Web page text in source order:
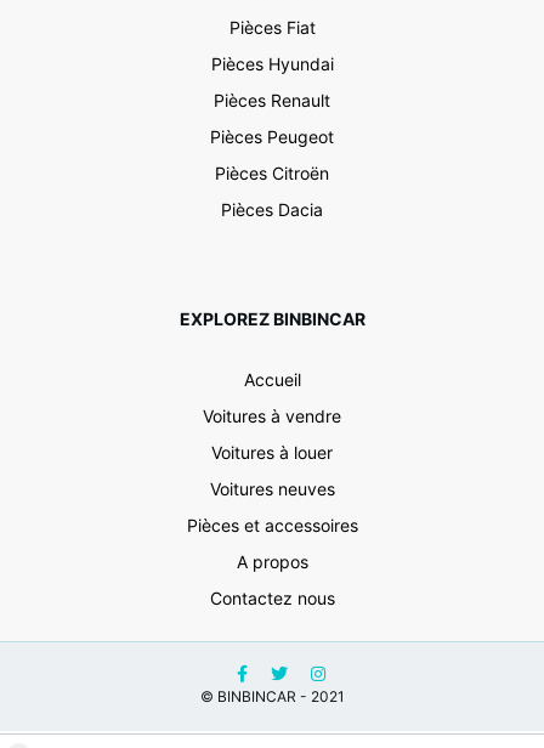
Pièces Fiat
Pièces Hyundai
Pièces Renault
Pièces Peugeot
Pièces Citroën
Pièces Dacia
EXPLOREZ BINBINCAR
Accueil
Voitures à vendre
Voitures à louer
Voitures neuves
Pièces et accessoires
A propos
Contactez nous
© BINBINCAR - 2021